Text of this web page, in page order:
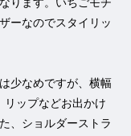
ります。いちごモチ
ーなのでスタイリッ
少なめですが、横幅
リップなどお出かけ
、ショルダーストラ